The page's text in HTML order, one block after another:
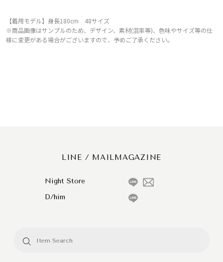
【着用モデル】身長180cm 48サイズ
※商品画像はサンプルのため、デザイン、素材(混率等)、色味やサイズ等の仕
様に変更がある場合がございますので、予めご了承ください。
LINE / MAILMAGAZINE
Night Store
D/him